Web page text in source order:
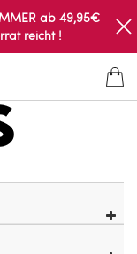
ab 49,95€
reicht !